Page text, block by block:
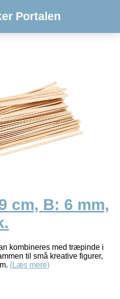
Portalen
cm, B: 6 mm,
kombineres med træpinde i
til små kreative figurer,
(Læs mere)